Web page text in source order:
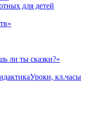
для детей
ли ты сказки?»
Уроки, кл.часы